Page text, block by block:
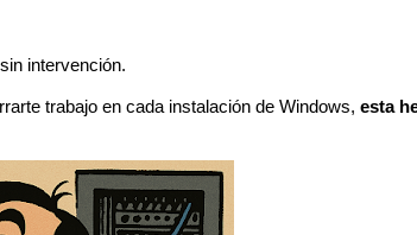
intervención.
trabajo en cada instalación de Windows, esta